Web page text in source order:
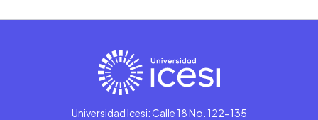
Universidad Icesi: Calle 18 No. 122-135